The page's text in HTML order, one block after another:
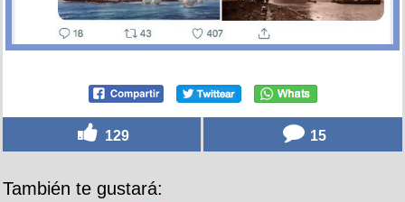
129 15
También te gustará: